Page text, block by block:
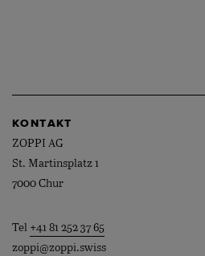
KONTAKT
ZOPPI AG
St. Martinsplatz 1
7000 Chur
Tel +41 81 252 37 65
zoppi@zoppi.swiss